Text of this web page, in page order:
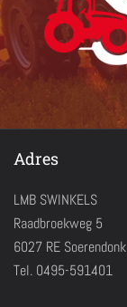
Adres
LMB SWINKELS
Raadbroekweg 5
6027 RE Soerendonk
Tel. 0495-591401